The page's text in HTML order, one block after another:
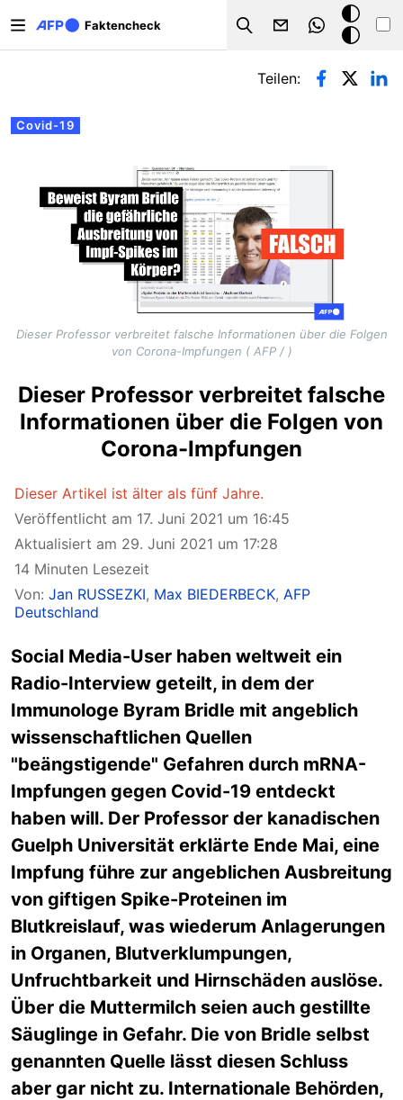
Faktencheck
Search
Dark
Mode
Primäre Reiter
Covid-19
Teilen:
Dieser Professor verbreitet falsche Informationen über die Folgen
von Corona-Impfungen ( AFP / )
Dieser Professor verbreitet falsche
Informationen über die Folgen von
Corona-Impfungen
Dieser Artikel ist älter als fünf Jahre.
Veröffentlicht am 17. Juni 2021 um 16:45
Aktualisiert am 29. Juni 2021 um 17:28
14 Minuten Lesezeit
Von: Jan RUSSEZKI, Max BIEDERBECK, AFP
Deutschland
Social Media-User haben weltweit ein
Radio-Interview geteilt, in dem der
Immunologe Byram Bridle mit angeblich
wissenschaftlichen Quellen
"beängstigende" Gefahren durch mRNA-
Impfungen gegen Covid-19 entdeckt
haben will. Der Professor der kanadischen
Guelph Universität erklärte Ende Mai, eine
Impfung führe zur angeblichen Ausbreitung
von giftigen Spike-Proteinen im
Blutkreislauf, was wiederum Anlagerungen
in Organen, Blutverklumpungen,
Unfruchtbarkeit und Hirnschäden auslöse.
Über die Muttermilch seien auch gestillte
Säuglinge in Gefahr. Die von Bridle selbst
genannten Quelle lässt diesen Schluss
aber gar nicht zu. Internationale Behörden,